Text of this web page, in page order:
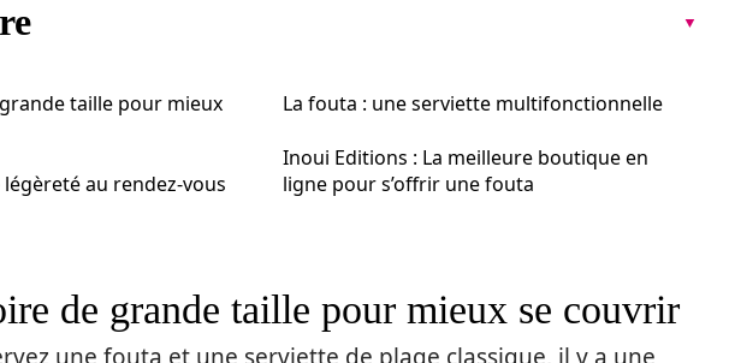
taille pour mieux
au rendez-vous
La fouta : une serviette multifonctionnelle
Inoui Editions : La meilleure boutique en
ligne pour s’offrir une fouta
de grande taille pour mieux se couvrir
une fouta et une serviette de plage classique, il y a une